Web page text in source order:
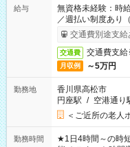
給与
無資格未経験：時
／週払い制度あり
了次第のお支払い
交通費別途支給
交通費 交通費支
月収例 ～5万円
勤務地
香川県高松市
円座駅 / 空港通り
＜ご近所の老人
勤務時間
★1日4時間～の時短シフトOK ★もちろ